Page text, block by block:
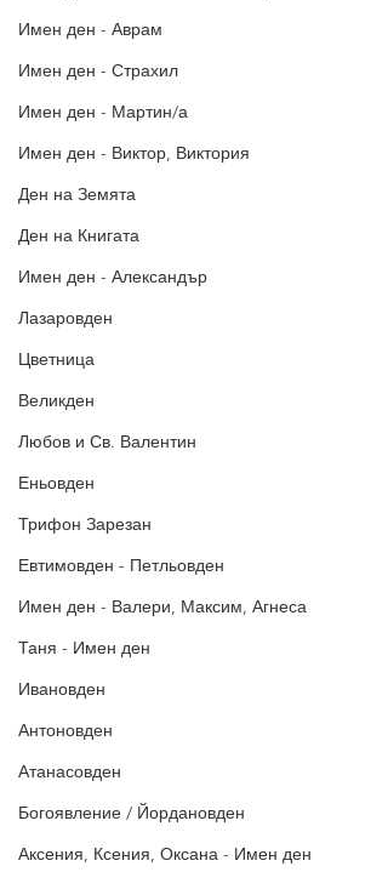
Имен ден - Аврам
Имен ден - Страхил
Имен ден - Мартин/а
Имен ден - Виктор, Виктория
Ден на Земята
Ден на Книгата
Имен ден - Александър
Лазаровден
Цветница
Великден
Любов и Св. Валентин
Еньовден
Трифон Зарезан
Евтимовден - Петльовден
Имен ден - Валери, Максим, Агнеса
Таня - Имен ден
Ивановден
Антоновден
Атанасовден
Богоявление / Йордановден
Аксения, Ксения, Оксана - Имен ден